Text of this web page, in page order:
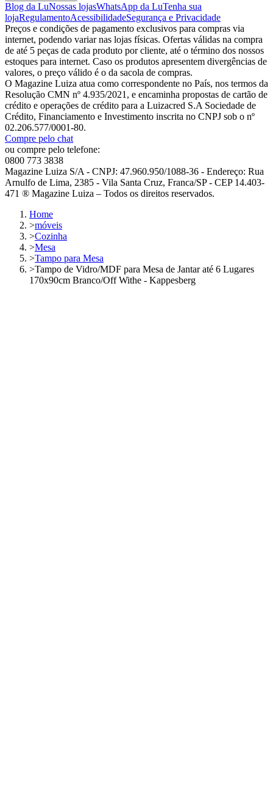
Blog da LuNossas lojasWhatsApp da LuTenha sua
lojaRegulamentoAcessibilidadeSegurança e Privacidade
Preços e condições de pagamento exclusivos para compras via
internet, podendo variar nas lojas físicas. Ofertas válidas na compra
de até 5 peças de cada produto por cliente, até o término dos nossos
estoques para internet. Caso os produtos apresentem divergências de
valores, o preço válido é o da sacola de compras.
O Magazine Luiza atua como correspondente no País, nos termos da
Resolução CMN nº 4.935/2021, e encaminha propostas de cartão de
crédito e operações de crédito para a Luizacred S.A Sociedade de
Crédito, Financiamento e Investimento inscrita no CNPJ sob o nº
02.206.577/0001-80.
Compre pelo chat
ou compre pelo telefone:
0800 773 3838
Magazine Luiza S/A - CNPJ: 47.960.950/1088-36 - Endereço: Rua
Arnulfo de Lima, 2385 - Vila Santa Cruz, Franca/SP - CEP 14.403-
471 ® Magazine Luiza – Todos os direitos reservados.
Home
>móveis
>Cozinha
>Mesa
>Tampo para Mesa
>Tampo de Vidro/MDF para Mesa de Jantar até 6 Lugares
170x90cm Branco/Off Withe - Kappesberg